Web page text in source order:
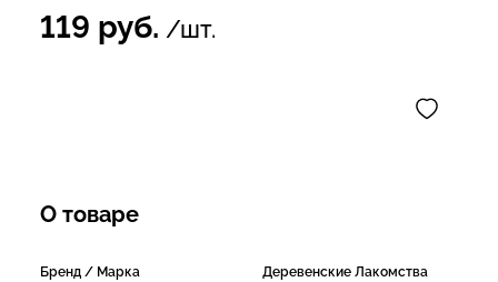
119 руб. /шт.
О товаре
Бренд / Марка Деревенские Лакомства